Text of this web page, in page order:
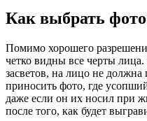
Как выбрать
Помимо хорошего
четко видны все черты
засветов, на лицо не должна
приносить фото, где
даже если он их носил при
после того, как будет